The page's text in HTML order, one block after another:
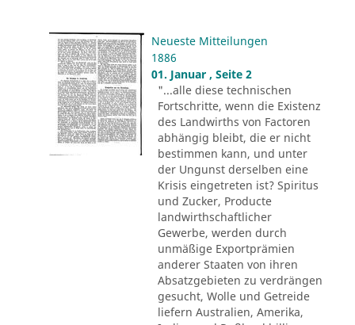
Neueste Mitteilungen
1886
01. Januar , Seite 2
"...alle diese technischen
Fortschritte, wenn die Existenz
des Landwirths von Factoren
abhängig bleibt, die er nicht
bestimmen kann, und unter
der Ungunst derselben eine
Krisis eingetreten ist? Spiritus
und Zucker, Producte
landwirthschaftlicher
Gewerbe, werden durch
unmäßige Exportprämien
anderer Staaten von ihren
Absatzgebieten zu verdrängen
gesucht, Wolle und Getreide
liefern Australien, Amerika,